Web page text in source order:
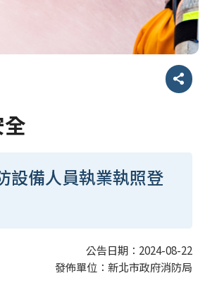
分享
設備人員執業執照登
公告日期：2024-08-22
發佈單位：新北市政府消防局